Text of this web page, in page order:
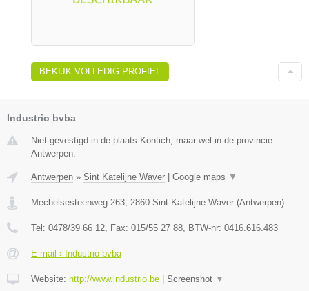
BEKIJK VOLLEDIG PROFIEL
Industrio bvba
Niet gevestigd in de plaats Kontich, maar wel in de provincie
Antwerpen.
Antwerpen » Sint Katelijne Waver Google maps ▼
Mechelsesteenweg 263, 2860 Sint Katelijne Waver (Antwerpen)
Tel: 0478/39 66 12, Fax: 015/55 27 88, BTW-nr: 0416.616.483
E-mail › Industrio bvba
Website: http://www.industrio.be Screenshot ▼